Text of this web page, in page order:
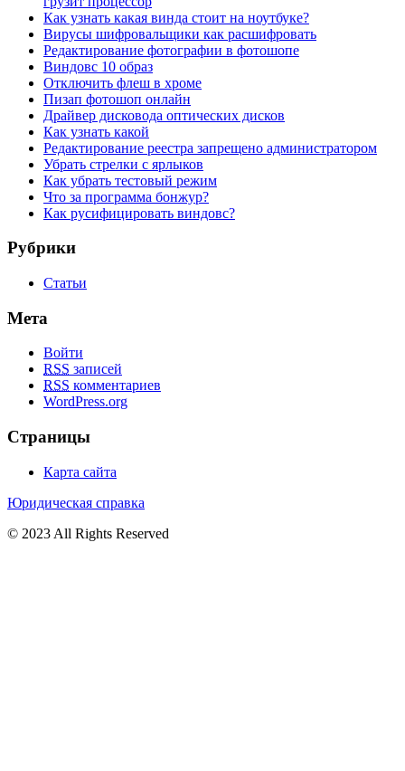
Как узнать какая винда стоит на ноутбуке?
Вирусы шифровальщики как расшифровать
Редактирование фотографии в фотошопе
Виндовс 10 образ
Отключить флеш в хроме
Пизап фотошоп онлайн
Драйвер дисковода оптических дисков
Как узнать какой
Редактирование реестра запрещено администратором
Убрать стрелки с ярлыков
Как убрать тестовый режим
Что за программа бонжур?
Как русифицировать виндовс?
Рубрики
Статьи
Мета
Войти
RSS записей
RSS комментариев
WordPress.org
Страницы
Карта сайта
Юридическая справка
© 2023 All Rights Reserved